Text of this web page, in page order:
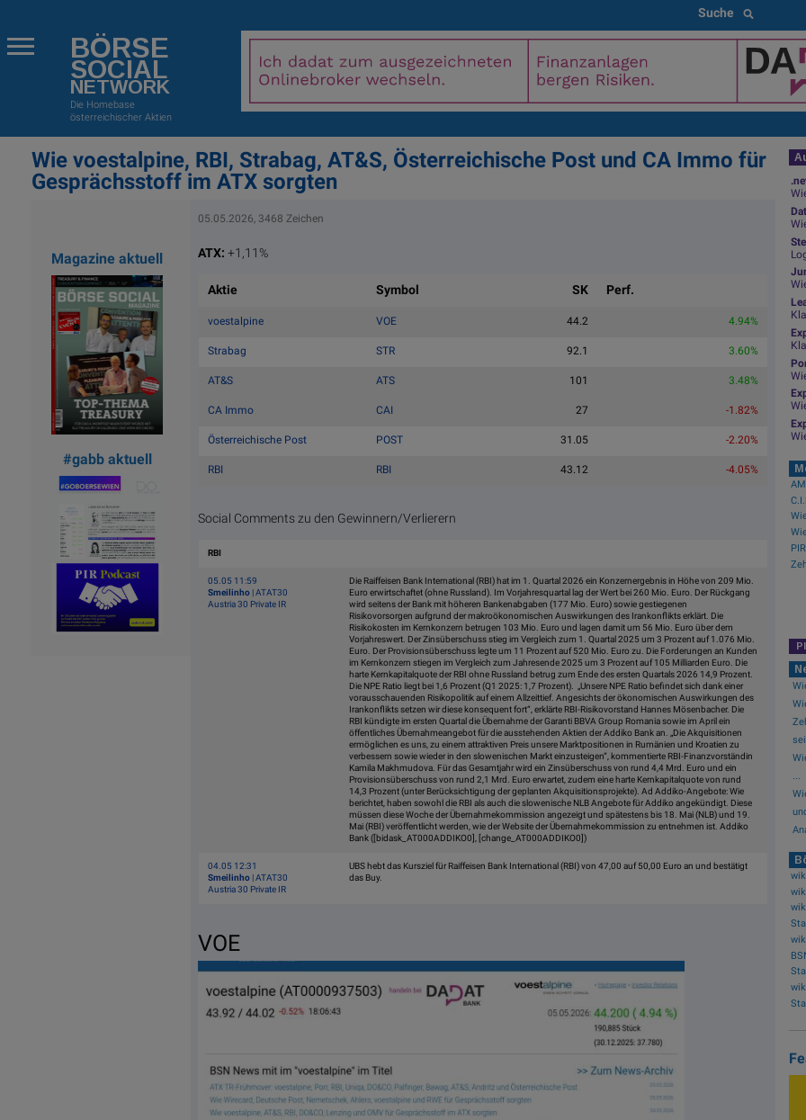
Suche
BÖRSE
SOCIAL
NETWORK
Die Homebase
österreichischer Aktien
Wie voestalpine, RBI, Strabag, AT&S, Österreichische Post und CA Immo für
Gesprächsstoff im ATX sorgten
Magazine aktuell
#gabb aktuell
05.05.2026, 3468 Zeichen
ATX: +1,11%
Aktie Symbol SK Perf.
voestalpine VOE 44.2 4.94%
Strabag STR 92.1 3.60%
AT&S ATS 101 3.48%
CA Immo CAI 27 -1.82%
Österreichische Post POST 31.05 -2.20%
RBI RBI 43.12 -4.05%
Social Comments zu den Gewinnern/Verlierern
RBI
05.05 11:59
Smeilinho| ATAT30
Austria 30 Private IR
Die Raiffeisen Bank International (RBI) hat im 1. Quartal 2026 ein Konzernergebnis in Höhe von 209 Mio.
Euro erwirtschaftet (ohne Russland). Im Vorjahresquartal lag der Wert bei 260 Mio. Euro. Der Rückgang
wird seitens der Bank mit höheren Bankenabgaben (177 Mio. Euro) sowie gestiegenen
Risikovorsorgen aufgrund der makroökonomischen Auswirkungen des Irankonflikts erklärt. Die
Risikokosten im Kernkonzern betrugen 103 Mio. Euro und lagen damit um 56 Mio. Euro über dem
Vorjahreswert. Der Zinsüberschuss stieg im Vergleich zum 1. Quartal 2025 um 3 Prozent auf 1.076 Mio.
Euro. Der Provisionsüberschuss legte um 11 Prozent auf 520 Mio. Euro zu. Die Forderungen an Kunden
im Kernkonzern stiegen im Vergleich zum Jahresende 2025 um 3 Prozent auf 105 Milliarden Euro. Die
harte Kernkapitalquote der RBI ohne Russland betrug zum Ende des ersten Quartals 2026 14,9 Prozent.
Die NPE Ratio liegt bei 1,6 Prozent (Q1 2025: 1,7 Prozent). „Unsere NPE Ratio befindet sich dank einer
vorausschauenden Risikopolitik auf einem Allzeittief. Angesichts der ökonomischen Auswirkungen des
Irankonflikts setzen wir diese konsequent fort“, erklärte RBI-Risikovorstand Hannes Mösenbacher. Die
RBI kündigte im ersten Quartal die Übernahme der Garanti BBVA Group Romania sowie im April ein
öffentliches Übernahmeangebot für die ausstehenden Aktien der Addiko Bank an. „Die Akquisitionen
ermöglichen es uns, zu einem attraktiven Preis unsere Marktpositionen in Rumänien und Kroatien zu
verbessern sowie wieder in den slowenischen Markt einzusteigen“, kommentierte RBI-Finanzvorständin
Kamila Makhmudova. Für das Gesamtjahr wird ein Zinsüberschuss von rund 4,4 Mrd. Euro und ein
Provisionsüberschuss von rund 2,1 Mrd. Euro erwartet, zudem eine harte Kernkapitalquote von rund
14,3 Prozent (unter Berücksichtigung der geplanten Akquisitionsprojekte). Ad Addiko-Angebote: Wie
berichtet, haben sowohl die RBI als auch die slowenische NLB Angebote für Addiko angekündigt. Diese
müssen diese Woche der Übernahmekommission angezeigt und spätestens bis 18. Mai (NLB) und 19.
Mai (RBI) veröffentlicht werden, wie der Website der Übernahmekommission zu entnehmen ist. Addiko
Bank ([bidask_AT000ADDIKO0], [change_AT000ADDIKO0])
04.05 12:31
Smeilinho| ATAT30
Austria 30 Private IR
UBS hebt das Kursziel für Raiffeisen Bank International (RBI) von 47,00 auf 50,00 Euro an und bestätigt
das Buy.
VOE